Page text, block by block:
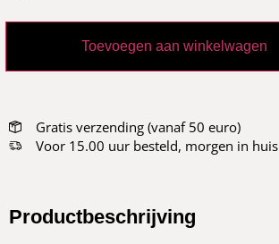
Toevoegen aan winkelwagen
Gratis verzending (vanaf 50 euro)
Voor 15.00 uur besteld, morgen in huis
Productbeschrijving